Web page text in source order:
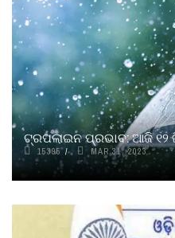
ଟ୍ରପଲାଇନ ପ୍ରଭାବ: ଆଜି ୧୨
15395 MAR 31, 2023